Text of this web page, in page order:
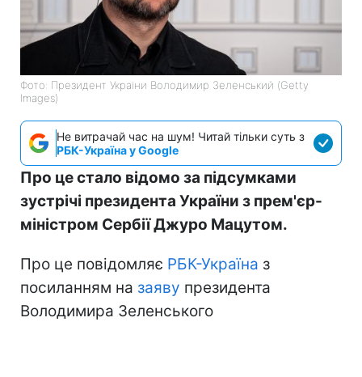
Фото: Президент України Володимир Зеленський (Getty
Images)
Не витрачай час на шум! Читай тільки суть з
РБК-Україна у Google
Про це стало відомо за підсумками
зустрічі президента України з прем'єр-
міністром Сербії Джуро Мацутом.
Про це повідомляє РБК-Україна з
посиланням на заяву президента
Володимира Зеленського